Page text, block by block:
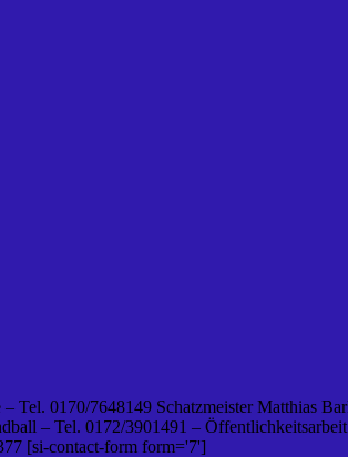
Tel. 0170/7648149 Schatzmeister Matthias
– Tel. 0172/3901491 –
[si-contact-form form='7']